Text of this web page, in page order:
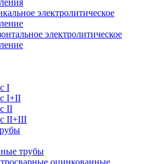
электролитическое
электролитическое
I
I+II
II
II+III
трубы
оцинкованные